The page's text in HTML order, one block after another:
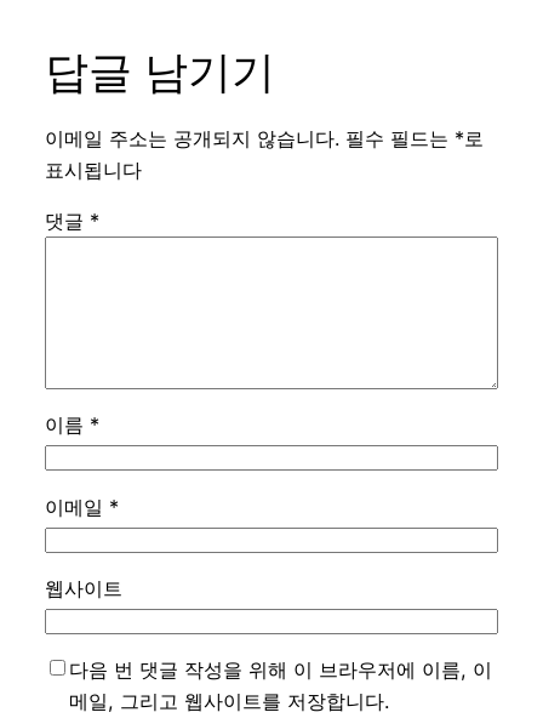
답글 남기기
이메일 주소는 공개되지 않습니다. 필수 필드는 *로
표시됩니다
댓글 *
이름 *
이메일 *
웹사이트
다음 번 댓글 작성을 위해 이 브라우저에 이름, 이
메일, 그리고 웹사이트를 저장합니다.